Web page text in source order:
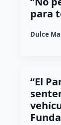
para
Dulce
“El